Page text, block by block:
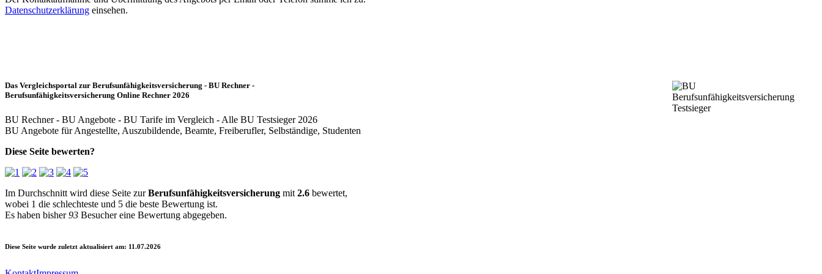
Datenschutzerklärung einsehen.
Das Vergleichsportal zur Berufsunfähigkeitsversicherung - BU Rechner -
Berufsunfähigkeitsversicherung Online Rechner 2026
BU Rechner - BU Angebote - BU Tarife im Vergleich - Alle BU Testsieger 2026
BU Angebote für Angestellte, Auszubildende, Beamte, Freiberufler, Selbständige, Studenten
Diese Seite bewerten?
Im Durchschnitt wird diese Seite zurBerufsunfähigkeitsversicherung mit 2.6 bewertet,
wobei 1 die schlechteste und 5 die beste Bewertung ist.
Es haben bisher93 Besucher eine Bewertung abgegeben.
Diese Seite wurde zuletzt aktualisiert am: 11.07.2026